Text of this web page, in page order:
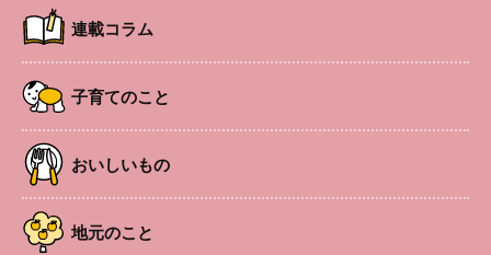
連載コラム
子育てのこと
おいしいもの
地元のこと
安曇野
笛師九兵衛「カラクリズムコンサー
ト」
「絵本の広場」イベントの一環で開催。
開催日
時間 11:00～11:50